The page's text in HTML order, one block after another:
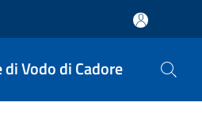
di Vodo di Cadore